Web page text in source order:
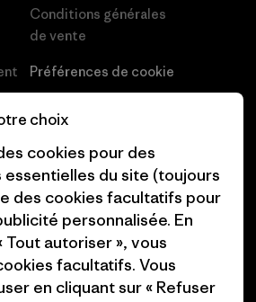
Conditions générales
de vente
Préférences de cookie
Presse et media
Industry program
Programme d’affiliation
Patagonia Luxembourg Plan du
site
choix
cookies pour des
du site (toujours
des cookies facultatifs pour
personnalisée. En
autoriser », vous
facultatifs. Vous
en cliquant sur « Refuser